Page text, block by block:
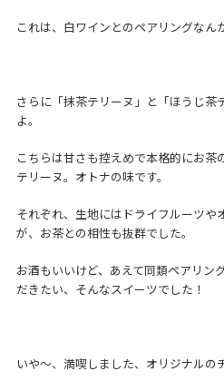
これは、白ワインとのペアリングなん
さらに「抹茶テリーヌ」と「ほうじ茶
よ。
こちらは甘さも控えめで本格的にお茶
テリーヌ。オトナの味です。
それぞれ、生地にはドライフルーツや
が、お茶との相性も抜群でした。
お酒もいいけど、あえて同類ペアリン
だきたい、そんなスイーツでした！
いや～、満喫しました、オリジナルの